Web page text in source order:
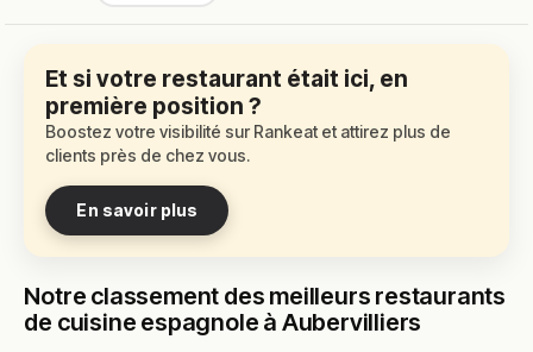
Et si votre restaurant était ici, en
première position ?
Boostez votre visibilité sur Rankeat et attirez plus de
clients près de chez vous.
En savoir plus
Notre classement des meilleurs restaurants
de cuisine espagnole à Aubervilliers